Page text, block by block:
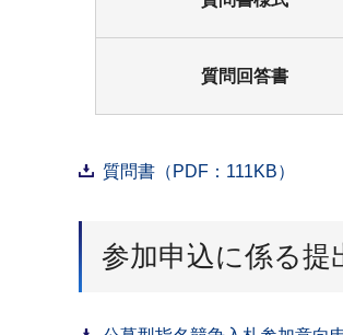
質問回答書
質問書（PDF：111KB）
参加申込に係る提